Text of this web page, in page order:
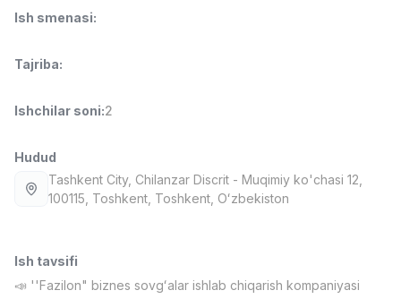
Do'kon sotuvchisi
3,000,000 - 6,000,000 sum
Full time job
Ish joyidan
Fast food Oshpazi
2,600,000 - 5,000,000 sum/
LES AILES
Farmatsevt
3,000,000 - 10,000,000 sum/
Ish smenasi:
Tajriba:
Ishchilar soni:2
Hudud
Tashkent City, Chilanzar Discrit - Muqimiy ko'chasi 12,
100115, Тоshkent, Toshkent, Oʻzbekiston
Ish tavsifi
📣 ''Fazilon" biznes sovgʻalar ishlab chiqarish kompaniyasi